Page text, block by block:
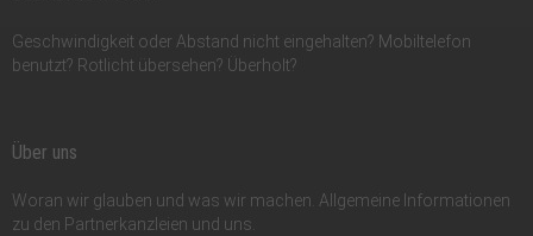
Geschwindigkeit oder Abstand nicht eingehalten? Mobiltelefon
benutzt? Rotlicht übersehen? Überholt?
Über uns
Woran wir glauben und was wir machen. Allgemeine Informationen
zu den Partnerkanzleien und uns.